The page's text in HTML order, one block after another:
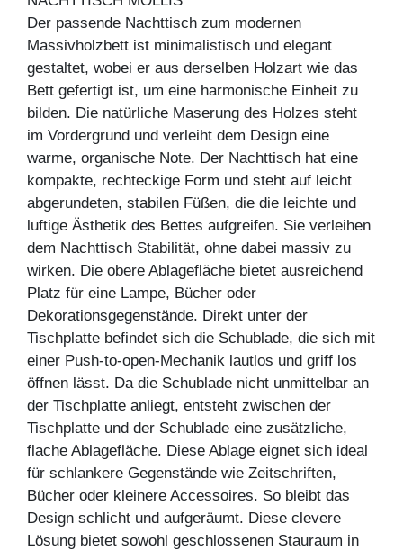
Der passende Nachttisch zum modernen
Massivholzbett ist minimalistisch und elegant
gestaltet, wobei er aus derselben Holzart wie das
Bett gefertigt ist, um eine harmonische Einheit zu
bilden. Die natürliche Maserung des Holzes steht
im Vordergrund und verleiht dem Design eine
warme, organische Note. Der Nachttisch hat eine
kompakte, rechteckige Form und steht auf leicht
abgerundeten, stabilen Füßen, die die leichte und
luftige Ästhetik des Bettes aufgreifen. Sie verleihen
dem Nachttisch Stabilität, ohne dabei massiv zu
wirken. Die obere Ablagefläche bietet ausreichend
Platz für eine Lampe, Bücher oder
Dekorationsgegenstände. Direkt unter der
Tischplatte befindet sich die Schublade, die sich mit
einer Push-to-open-Mechanik lautlos und griff los
öffnen lässt. Da die Schublade nicht unmittelbar an
der Tischplatte anliegt, entsteht zwischen der
Tischplatte und der Schublade eine zusätzliche,
flache Ablagefläche. Diese Ablage eignet sich ideal
für schlankere Gegenstände wie Zeitschriften,
Bücher oder kleinere Accessoires. So bleibt das
Design schlicht und aufgeräumt. Diese clevere
Lösung bietet sowohl geschlossenen Stauraum in